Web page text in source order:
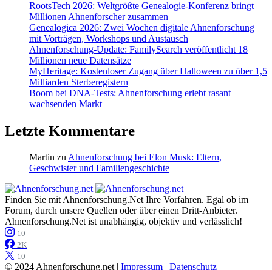
RootsTech 2026: Weltgrößte Genealogie-Konferenz bringt
Millionen Ahnenforscher zusammen
Genealogica 2026: Zwei Wochen digitale Ahnenforschung
mit Vorträgen, Workshops und Austausch
Ahnenforschung-Update: FamilySearch veröffentlicht 18
Millionen neue Datensätze
MyHeritage: Kostenloser Zugang über Halloween zu über 1,5
Milliarden Sterberegistern
Boom bei DNA-Tests: Ahnenforschung erlebt rasant
wachsenden Markt
Letzte Kommentare
Martin zu Ahnenforschung bei Elon Musk: Eltern,
Geschwister und Familiengeschichte
Finden Sie mit Ahnenforschung.Net Ihre Vorfahren. Egal ob im
Forum, durch unsere Quellen oder über einen Dritt-Anbieter.
Ahnenforschung.Net ist unabhängig, objektiv und verlässlich!
10
2K
10
© 2024 Ahnenforschung.net | Impressum | Datenschutz